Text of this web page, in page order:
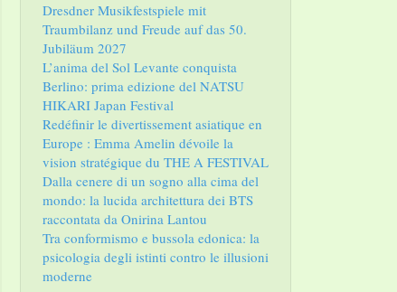
Dresdner Musikfestspiele mit
Traumbilanz und Freude auf das 50.
Jubiläum 2027
L’anima del Sol Levante conquista
Berlino: prima edizione del NATSU
HIKARI Japan Festival
Redéfinir le divertissement asiatique en
Europe : Emma Amelin dévoile la
vision stratégique du THE A FESTIVAL
Dalla cenere di un sogno alla cima del
mondo: la lucida architettura dei BTS
raccontata da Onirina Lantou
Tra conformismo e bussola edonica: la
psicologia degli istinti contro le illusioni
moderne